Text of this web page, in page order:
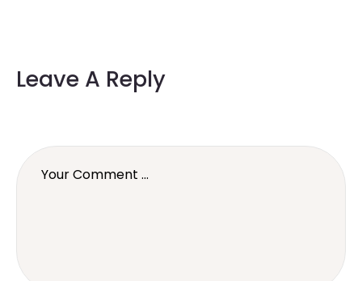
Leave A Reply